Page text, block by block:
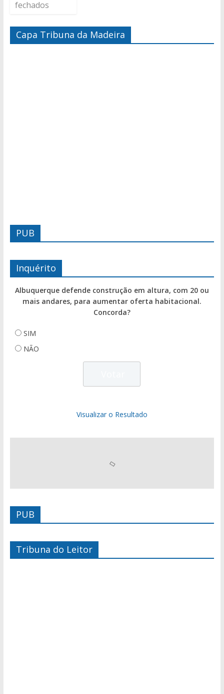
fechados
Capa Tribuna da Madeira
PUB
Inquérito
Albuquerque defende construção em altura, com 20 ou
mais andares, para aumentar oferta habitacional.
Concorda?
SIM
NÃO
Visualizar o Resultado
PUB
Tribuna do Leitor